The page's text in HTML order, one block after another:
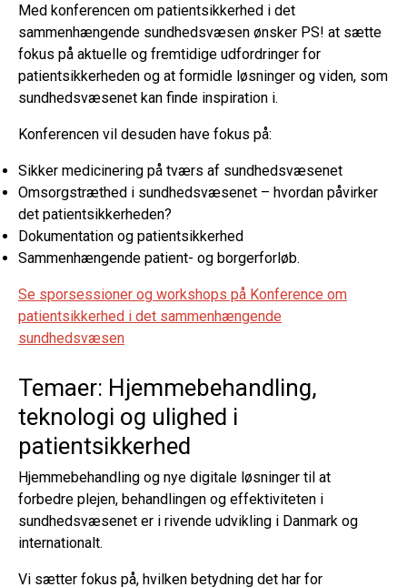
Med konferencen om patientsikkerhed i det
sammenhængende sundhedsvæsen ønsker PS! at sætte
fokus på aktuelle og fremtidige udfordringer for
patientsikkerheden og at formidle løsninger og viden, som
sundhedsvæsenet kan finde inspiration i.
Konferencen vil desuden have fokus på:
Sikker medicinering på tværs af sundhedsvæsenet
Omsorgstræthed i sundhedsvæsenet – hvordan påvirker
det patientsikkerheden?
Dokumentation og patientsikkerhed
Sammenhængende patient- og borgerforløb.
Se sporsessioner og workshops på Konference om
patientsikkerhed i det sammenhængende
sundhedsvæsen
Temaer: Hjemmebehandling,
teknologi og ulighed i
patientsikkerhed
Hjemmebehandling og nye digitale løsninger til at
forbedre plejen, behandlingen og effektiviteten i
sundhedsvæsenet er i rivende udvikling i Danmark og
internationalt.
Vi sætter fokus på, hvilken betydning det har for